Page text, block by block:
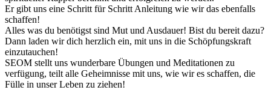
Er gibt uns eine Schritt für Schritt Anleitung wie wir das ebenfalls
schaffen!
Alles was du benötigst sind Mut und Ausdauer! Bist du bereit dazu?
Dann laden wir dich herzlich ein, mit uns in die Schöpfungskraft
einzutauchen!
SEOM stellt uns wunderbare Übungen und Meditationen zu
verfügung, teilt alle Geheimnisse mit uns, wie wir es schaffen, die
Fülle in unser Leben zu ziehen!